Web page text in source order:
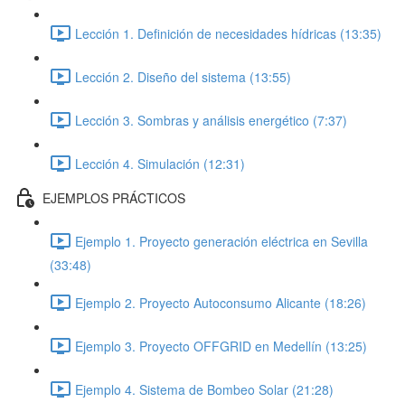
Lección 1. Definición de necesidades hídricas (13:35)
Lección 2. Diseño del sistema (13:55)
Lección 3. Sombras y análisis energético (7:37)
Lección 4. Simulación (12:31)
EJEMPLOS PRÁCTICOS
Ejemplo 1. Proyecto generación eléctrica en Sevilla
(33:48)
Ejemplo 2. Proyecto Autoconsumo Alicante (18:26)
Ejemplo 3. Proyecto OFFGRID en Medellín (13:25)
Ejemplo 4. Sistema de Bombeo Solar (21:28)